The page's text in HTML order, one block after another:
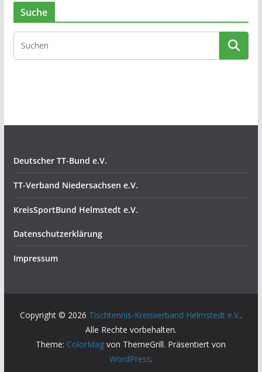
Suche
Deutscher TT-Bund e.V.
TT-Verband Niedersachsen e.V.
KreisSportBund Helmstedt e.V.
Datenschutzerklärung
Impressum
Copyright © 2026 Tischtennis-Kreisverband Helmstedt e.V..
Alle Rechte vorbehalten.
Theme: ColorMag von ThemeGrill. Präsentiert von
WordPress.